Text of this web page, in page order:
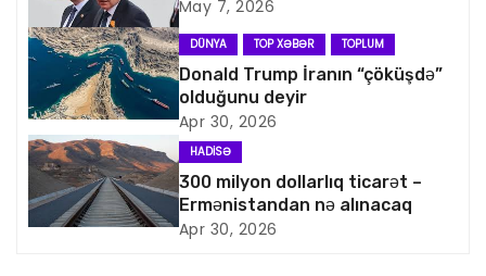
v
i
q
a
s
May 7, 2026
DÜNYA TOP XƏBƏR TOPLUM
Donald Trump İranın “çöküşdə”
olduğunu deyir
Apr 30, 2026
HADISƏ
300 milyon dollarlıq ticarət –
Ermənistandan nə alınacaq
Apr 30, 2026